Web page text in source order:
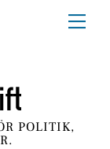
POLITIK,